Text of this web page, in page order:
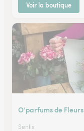
Voir la boutique
O’parfums de Fleurs
Senlis